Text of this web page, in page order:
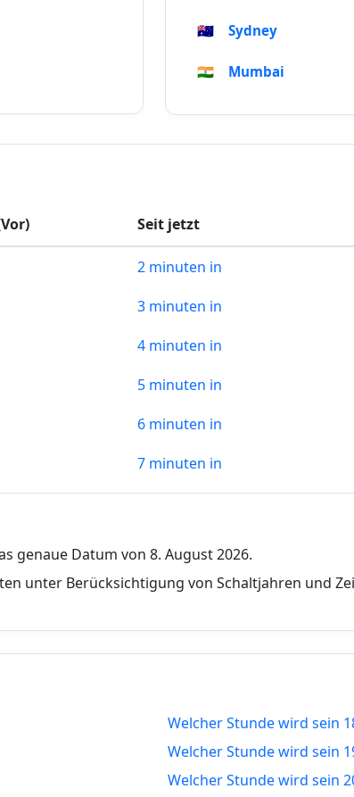
🇦🇺 Sydney
🇮🇳 Mumbai
Seit jetzt
2 minuten in
3 minuten in
4 minuten in
5 minuten in
6 minuten in
7 minuten in
10 minuten in
12 minuten in
15 minuten in
genaue Datum von 8. August 2026.
unter Berücksichtigung von Schaltjahren und
Welcher Stunde wird sein
Welcher Stunde wird sein
Welcher Stunde wird sein